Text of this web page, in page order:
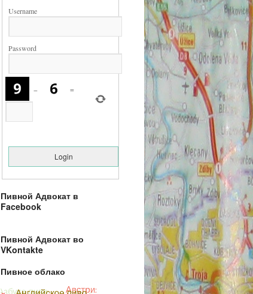
Username
Password
− =
Пивной Адвокат в
Facebook
Пивной Адвокат во
VKontakte
Пивное облако